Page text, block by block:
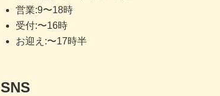
営業:9〜18時
受付:〜16時
お迎え:〜17時半
SNS